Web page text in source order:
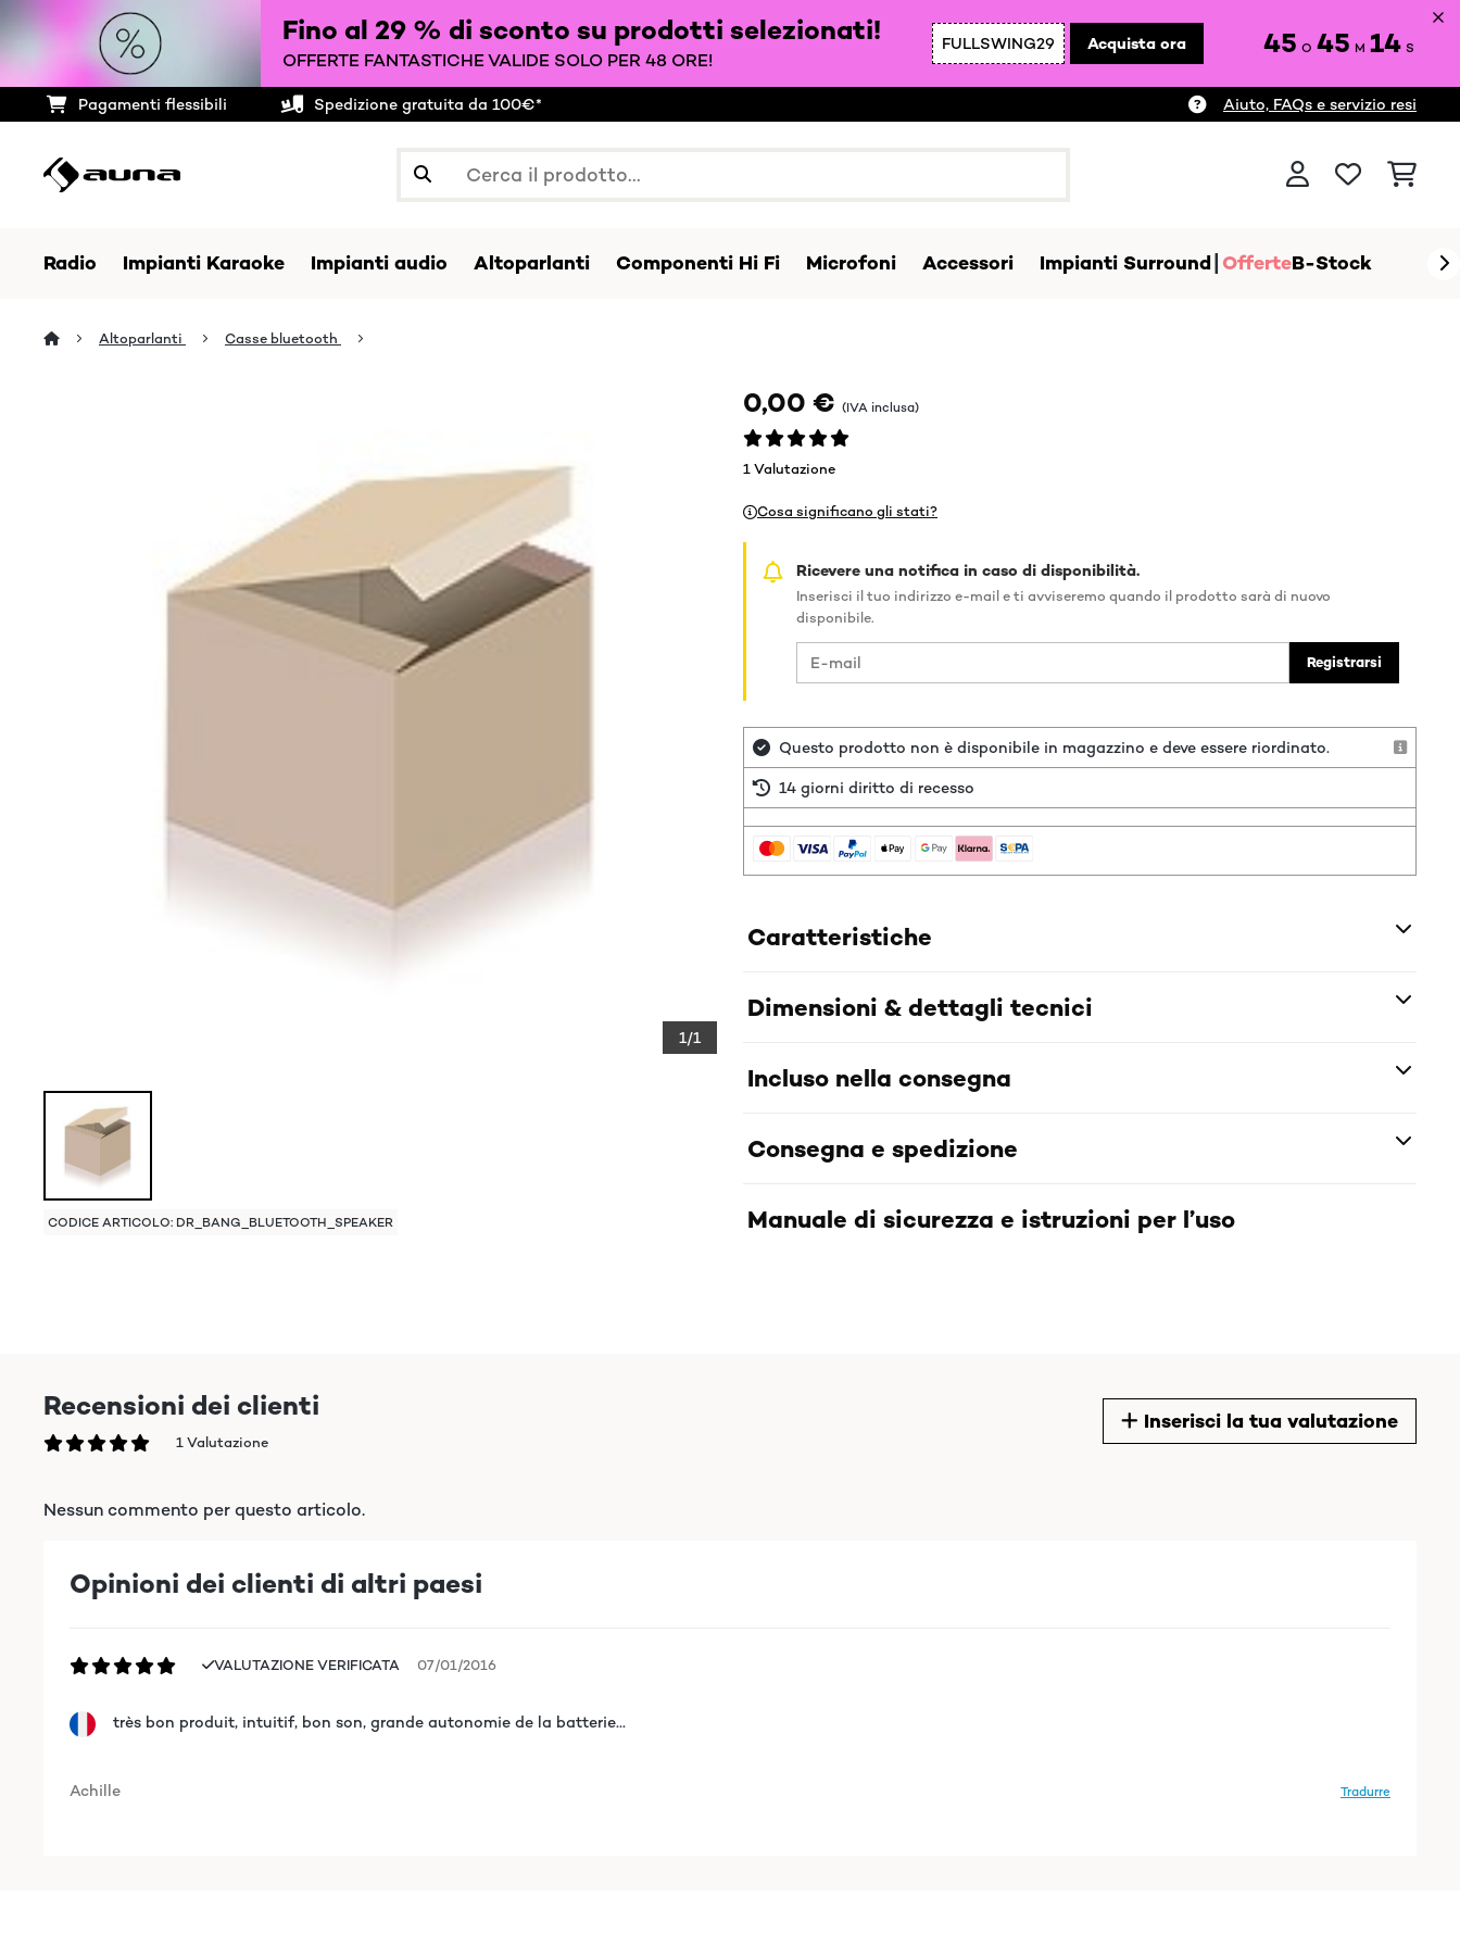
Fino al 29 % di sconto su prodotti selezionati!
OFFERTE FANTASTICHE VALIDE SOLO PER 48 ORE!
FULLSWING29 Acquista ora 45 O 45 M 12 S
Pagamenti flessibili Spedizione gratuita da 100€* Aiuto, FAQs e servizio resi
Radio Impianti Karaoke Impianti audio Altoparlanti Componenti Hi Fi Microfoni Accessori Impianti Surround OfferteB-Stock
Altoparlanti Casse bluetooth
1/1
CODICE ARTICOLO: DR_BANG_BLUETOOTH_SPEAKER
0,00 € (IVA inclusa)
1 Valutazione
Cosa significano gli stati?
Ricevere una notifica in caso di disponibilità.
Inserisci il tuo indirizzo e-mail e ti avviseremo quando il prodotto sarà di nuovo
disponibile.
Registrarsi
Questo prodotto non è disponibile in magazzino e deve essere riordinato.
14 giorni diritto di recesso
Caratteristiche
Dimensioni & dettagli tecnici
Incluso nella consegna
Consegna e spedizione
Manuale di sicurezza e istruzioni per l’uso
Recensioni dei clienti
1 Valutazione
Inserisci la tua valutazione
Nessun commento per questo articolo.
Opinioni dei clienti di altri paesi
VALUTAZIONE VERIFICATA 07/01/2016
très bon produit, intuitif, bon son, grande autonomie de la batterie...
Achille Tradurre